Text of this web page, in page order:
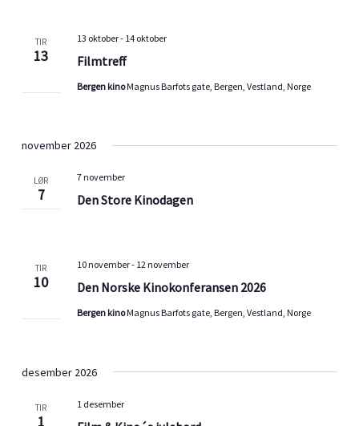
TIR
13 Filmtreff
13 oktober- 14 oktober
Bergen kinoMagnus Barfots gate, Bergen, Vestland, Norge
november 2026
LØR
7 Den Store Kinodagen
7 november
TIR
10 Den Norske Kinokonferansen 2026
10 november- 12 november
Bergen kinoMagnus Barfots gate, Bergen, Vestland, Norge
desember 2026
TIR
1
1 desember